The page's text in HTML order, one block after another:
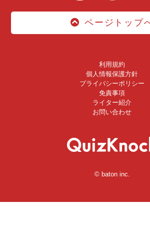
ページトップ
利用規約
個人情報保護方針
プライバシーポリシー
免責事項
ライター紹介
お問い合わせ
© baton inc.